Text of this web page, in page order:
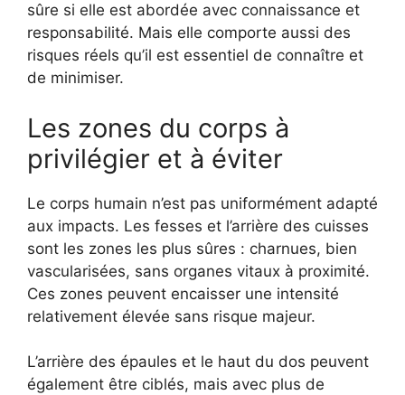
sûre si elle est abordée avec connaissance et
responsabilité. Mais elle comporte aussi des
risques réels qu’il est essentiel de connaître et
de minimiser.
Les zones du corps à
privilégier et à éviter
Le corps humain n’est pas uniformément adapté
aux impacts. Les fesses et l’arrière des cuisses
sont les zones les plus sûres : charnues, bien
vascularisées, sans organes vitaux à proximité.
Ces zones peuvent encaisser une intensité
relativement élevée sans risque majeur.
L’arrière des épaules et le haut du dos peuvent
également être ciblés, mais avec plus de